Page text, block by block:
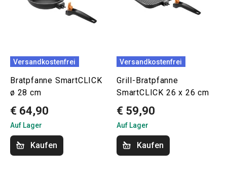
Versandkostenfrei
Bratpfanne SmartCLICK
ø 28 cm
€ 64,90
Auf Lager
Kaufen
Versandkostenfrei
Grill-Bratpfanne
SmartCLICK 26 x 26 cm
€ 59,90
Auf Lager
Kaufen